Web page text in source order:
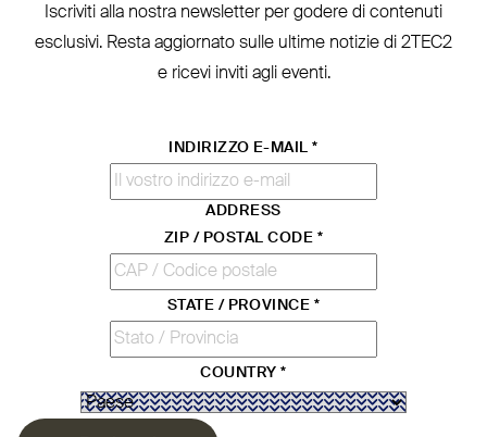
Iscriviti alla nostra new­sletter per godere di contenuti
esclusivi. Resta aggiornato sulle ultime notizie di 2TEC2
e ricevi inviti agli eventi.
INDIRIZZO E-MAIL*
ADDRESS
ZIP / POSTAL CODE *
STATE / PROVINCE *
COUNTRY*